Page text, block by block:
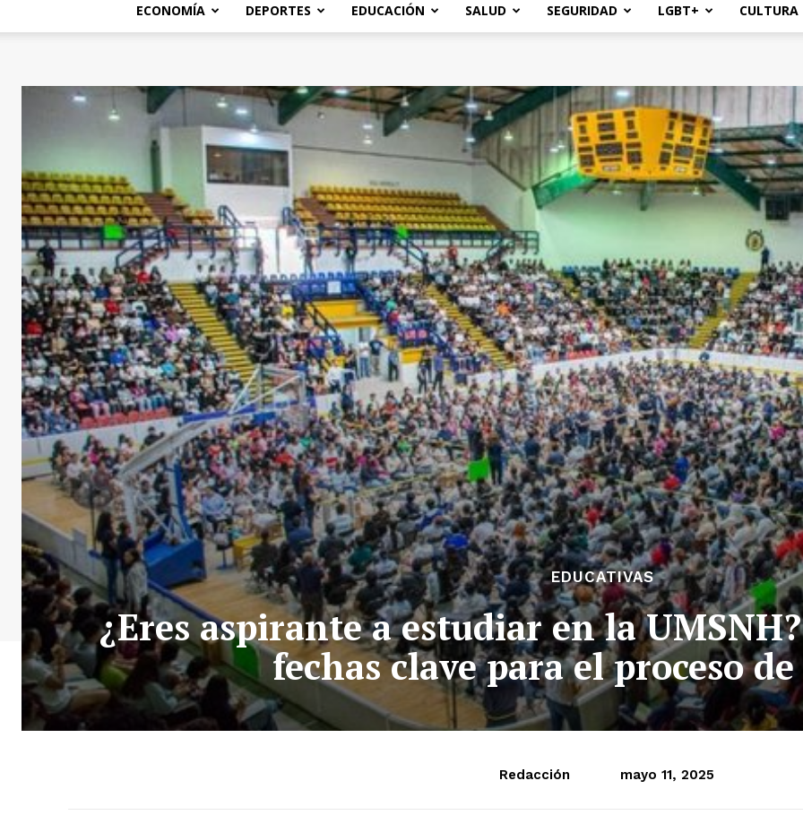
ECONOMÍA DEPORTES EDUCACIÓN SALUD SEGURIDAD LGBT+ CULTURA
EDUCATIVAS
¿Eres aspirante a estudiar en la
fechas clave para el proceso
Redacción mayo 11, 2025